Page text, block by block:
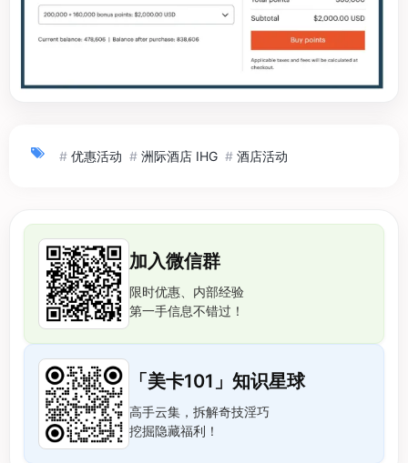
# 优惠活动 # 洲际酒店 IHG # 酒店活动
加入微信群
限时优惠、内部经验
第一手信息不错过！
「美卡101」知识星球
高手云集，拆解奇技淫巧
挖掘隐藏福利！